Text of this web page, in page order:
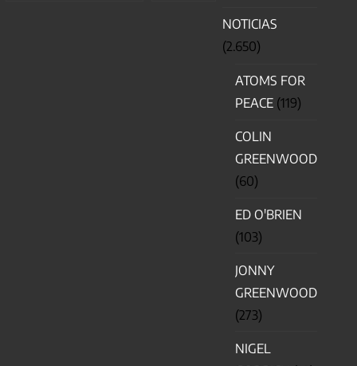
NOTICIAS
(2.650)
ATOMS FOR
PEACE (119)
COLIN
GREENWOOD
(60)
ED O'BRIEN
(103)
JONNY
GREENWOOD
(273)
NIGEL